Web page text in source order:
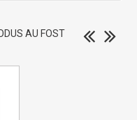
AU FOST